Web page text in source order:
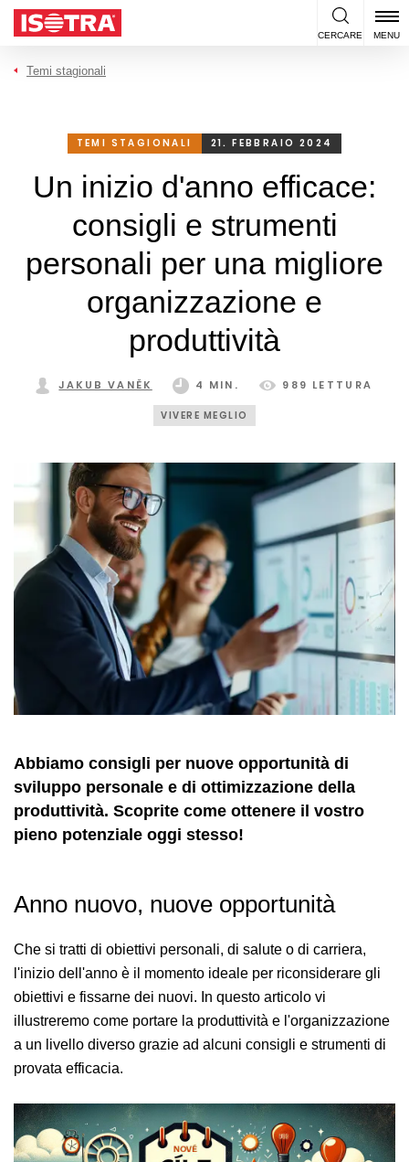
Vai al contenuto
CERCARE MENU
Temi stagionali
TEMI STAGIONALI 21. FEBBRAIO 2024
Un inizio d'anno efficace:
consigli e strumenti
personali per una migliore
organizzazione e
produttività
JAKUB VANĚK 4 MIN. 989 LETTURA
VIVERE MEGLIO
Abbiamo consigli per nuove opportunità di
sviluppo personale e di ottimizzazione della
produttività. Scoprite come ottenere il vostro
pieno potenziale oggi stesso!
Anno nuovo, nuove opportunità
Che si tratti di obiettivi personali, di salute o di carriera,
l'inizio dell'anno è il momento ideale per riconsiderare gli
obiettivi e fissarne dei nuovi. In questo articolo vi
illustreremo come portare la produttività e l'organizzazione
a un livello diverso grazie ad alcuni consigli e strumenti di
provata efficacia.